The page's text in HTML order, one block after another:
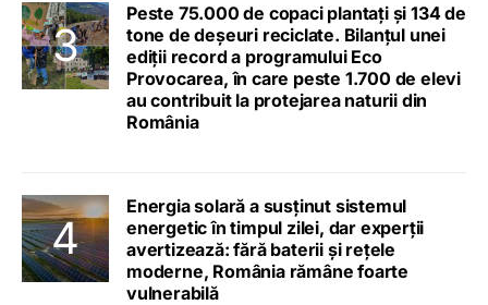
Peste 75.000 de copaci plantați și 134 de
tone de deșeuri reciclate. Bilanțul unei
ediții record a programului Eco
Provocarea, în care peste 1.700 de elevi
au contribuit la protejarea naturii din
România
Energia solară a susținut sistemul
energetic în timpul zilei, dar experții
avertizează: fără baterii și rețele
moderne, România rămâne foarte
vulnerabilă